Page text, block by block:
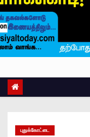
புதுக்கோட்டை